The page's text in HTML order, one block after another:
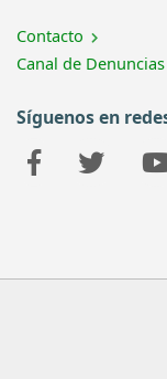
Contacto
Canal de Denuncias
Síguenos en